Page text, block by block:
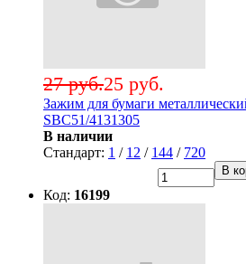
25 руб.
27 руб.
Зажим для бумаги
SBC51/4131305
В наличии
Стандарт: 1 / 12 / 144 / 720
В
Код: 16199